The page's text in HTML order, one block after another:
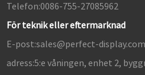
Telefon:0086-755-27085962
För teknik eller eftermarknad
E-post:sales@perfect-
adress:5:e våningen, enhet 2,